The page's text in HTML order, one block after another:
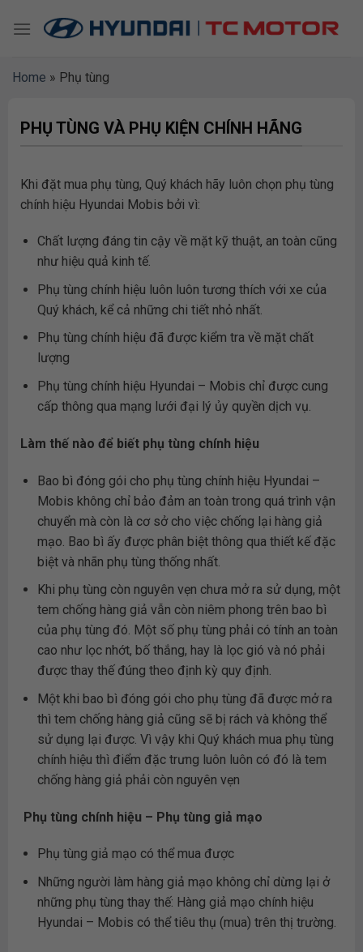
Home » Phụ tùng
PHỤ TÙNG VÀ PHỤ KIỆN CHÍNH HÃNG
Khi đặt mua phụ tùng, Quý khách hãy luôn chọn phụ tùng
chính hiệu Hyundai Mobis bởi vì:
Chất lượng đáng tin cậy về mặt kỹ thuật, an toàn cũng
như hiệu quả kinh tế.
Phụ tùng chính hiệu luôn luôn tương thích với xe của
Quý khách, kể cả những chi tiết nhỏ nhất.
Phụ tùng chính hiệu đã được kiểm tra về mặt chất
lượng
Phụ tùng chính hiệu Hyundai – Mobis chỉ được cung
cấp thông qua mạng lưới đại lý ủy quyền dịch vụ.
Làm thế nào để biết phụ tùng chính hiệu
Bao bì đóng gói cho phụ tùng chính hiệu Hyundai –
Mobis không chỉ bảo đảm an toàn trong quá trình vận
chuyển mà còn là cơ sở cho việc chống lại hàng giả
mạo. Bao bì ấy được phân biệt thông qua thiết kế đặc
biệt và nhãn phụ tùng thống nhất.
Khi phụ tùng còn nguyên vẹn chưa mở ra sử dụng, một
tem chống hàng giả vẫn còn niêm phong trên bao bì
của phụ tùng đó. Một số phụ tùng phải có tính an toàn
cao như lọc nhớt, bố thắng, hay là lọc gió và nó phải
được thay thế đúng theo định kỳ quy định.
Một khi bao bì đóng gói cho phụ tùng đã được mở ra
thì tem chống hàng giả cũng sẽ bị rách và không thể
sử dụng lại được. Vì vậy khi Quý khách mua phụ tùng
chính hiệu thì điểm đặc trưng luôn luôn có đó là tem
chống hàng giả phải còn nguyên vẹn
Phụ tùng chính hiệu – Phụ tùng giả mạo
Phụ tùng giả mạo có thể mua được
Những người làm hàng giả mạo không chỉ dừng lại ở
những phụ tùng thay thế: Hàng giả mạo chính hiệu
Hyundai – Mobis có thể tiêu thụ (mua) trên thị trường.